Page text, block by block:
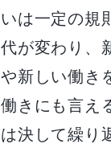
は一定の規
が変わり、
新しい働き
きにも言え
決して繰り